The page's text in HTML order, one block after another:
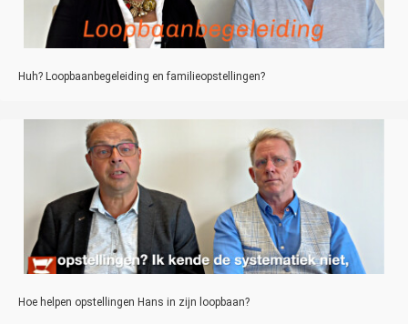
Huh? Loopbaanbegeleiding en familieopstellingen?
Hoe helpen opstellingen Hans in zijn loopbaan?